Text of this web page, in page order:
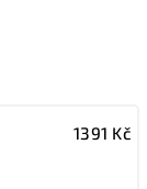
1391 Kč